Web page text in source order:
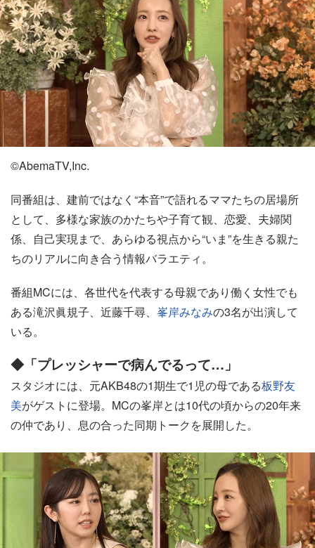
©AbemaTV,Inc.
同番組は、建前ではなく“本音”で語れるママたちの居場所
として、多様な家族のかたちや子育て観、恋愛、夫婦関
係、自己実現まで、あらゆる視点から“いま”を生きる親た
ちのリアルに向き合う情報バラエティ。
番組MCには、各世代を代表する母親であり働く女性でも
ある滝沢眞規子、近藤千尋、 峯岸みなみの3名が出演して
いる。
◆「プレッシャーで病んでるって…」
スタジオには、元AKB48の1期生で1児の母である板野友
美がゲストに登場。MCの峯岸とは10代の頃からの20年来
の仲であり、息の合った同期トークを展開した。